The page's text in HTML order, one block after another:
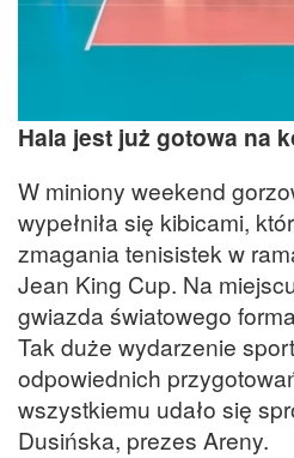
Hala jest już gotowa na
W miniony weekend
wypełniła się kibicami,
zmagania tenisistek w
Jean King Cup. Na
gwiazda światowego
Tak duże wydarzenie
odpowiednich
wszystkiemu udało się
Dusińska, prezes Areny.